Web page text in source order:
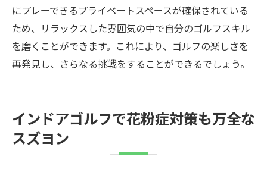
にプレーできるプライベートスペースが確保されている
ため、リラックスした雰囲気の中で自分のゴルフスキル
を磨くことができます。これにより、ゴルフの楽しさを
再発見し、さらなる挑戦をすることができるでしょう。
インドアゴルフで花粉症対策も万全な
スズヨン